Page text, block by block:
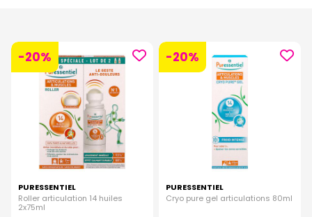
-20%
PURESSENTIEL
Roller articulation 14 huiles
2x75ml
-20%
PURESSENTIEL
Cryo pure gel articulations 80ml